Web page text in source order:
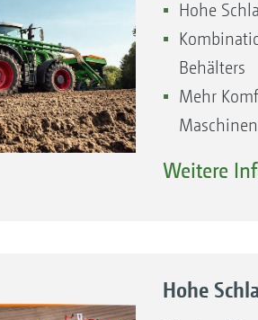
Hohe
Behälters
Mehr
möglich
Weitere
Hohe